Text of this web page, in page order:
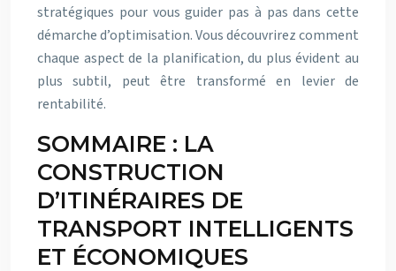
stratégiques pour vous guider pas à pas dans cette
démarche d’optimisation. Vous découvrirez comment
chaque aspect de la planification, du plus évident au
plus subtil, peut être transformé en levier de
rentabilité.
SOMMAIRE : LA
CONSTRUCTION
D’ITINÉRAIRES DE
TRANSPORT INTELLIGENTS
ET ÉCONOMIQUES